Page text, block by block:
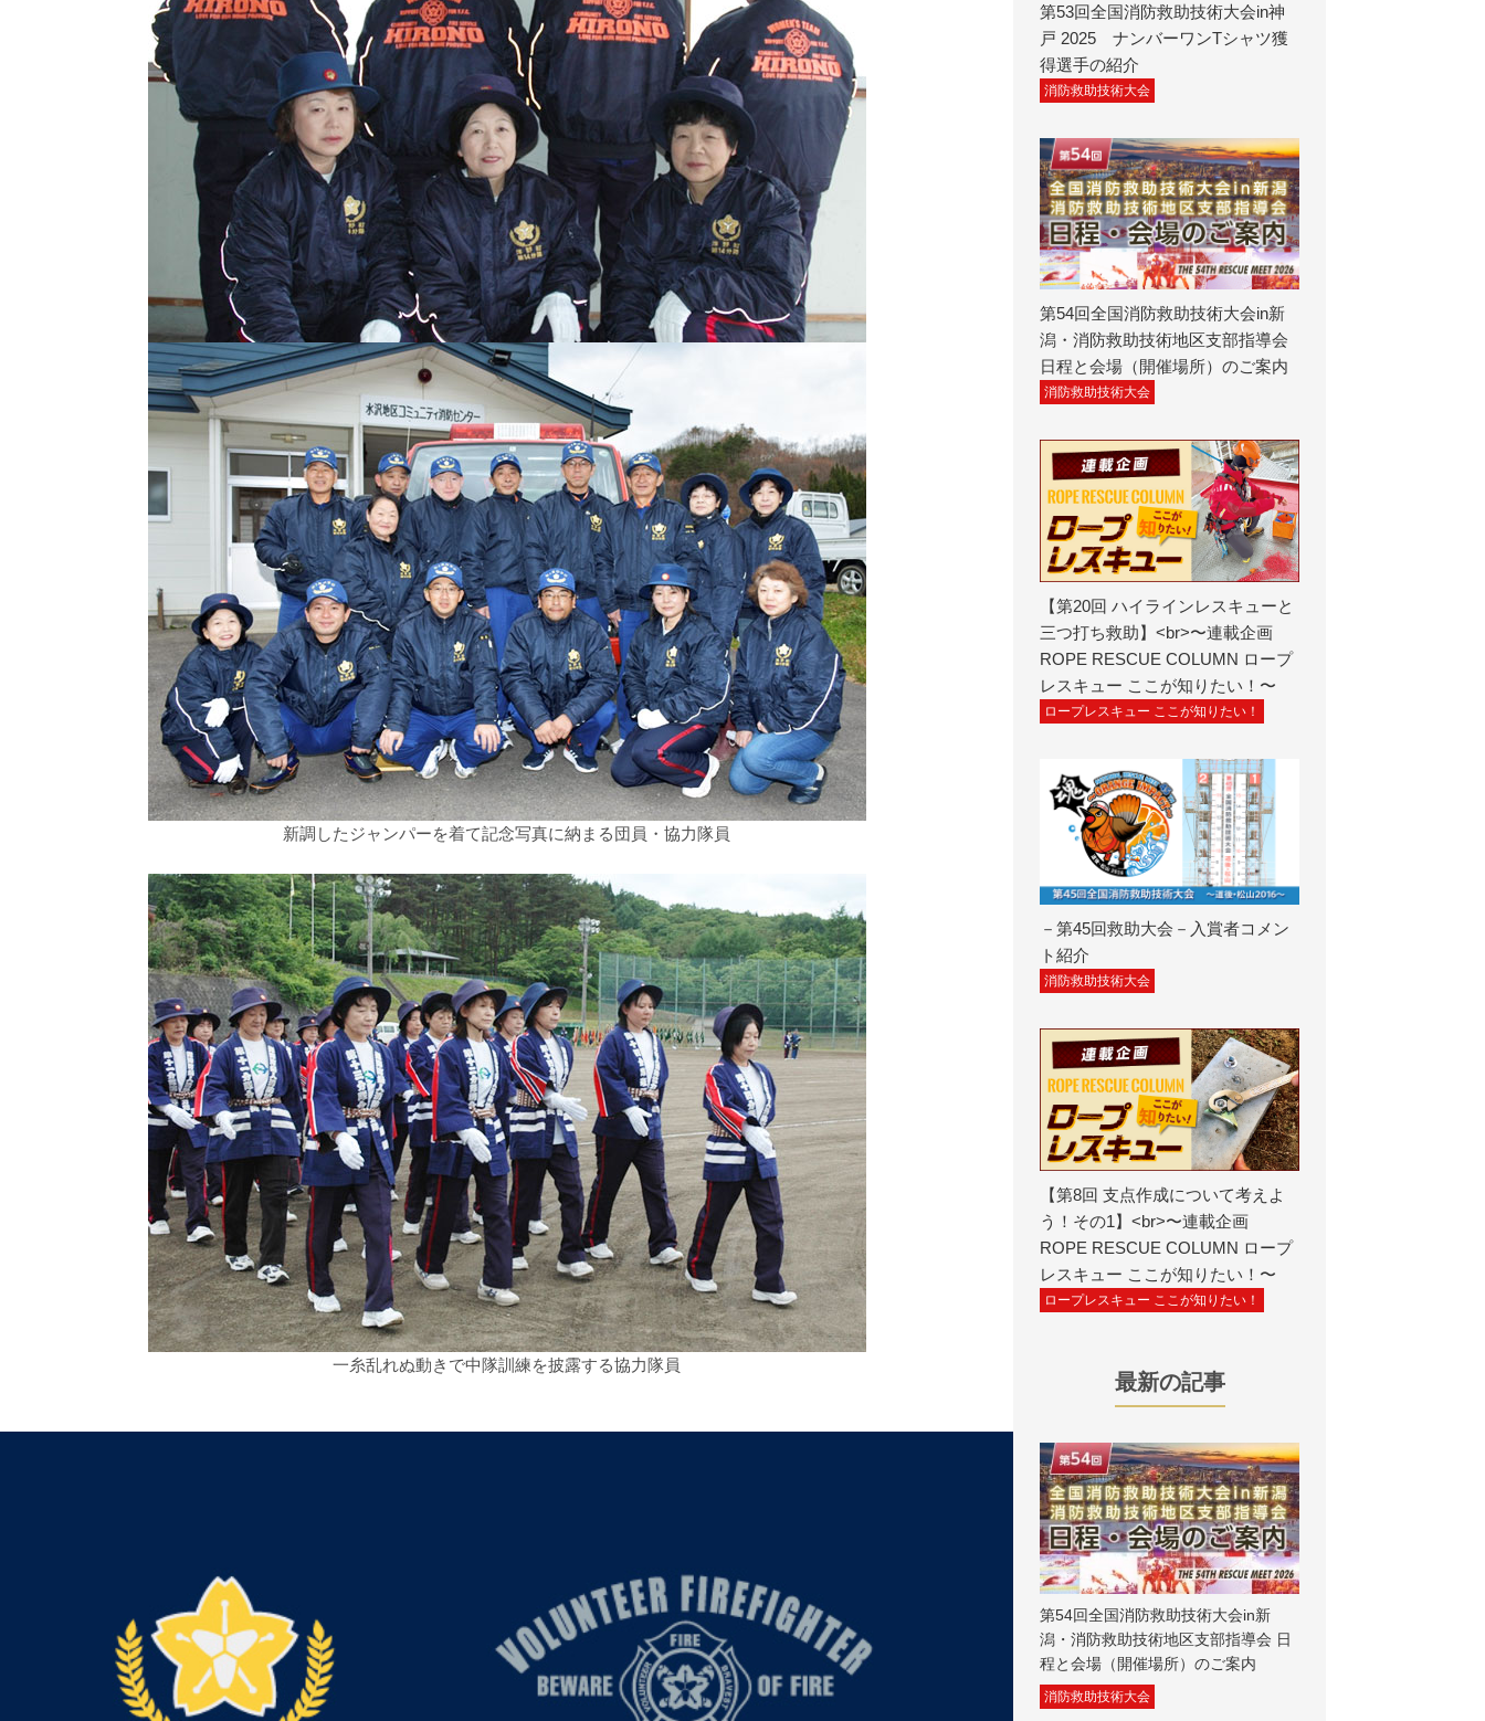
新調したジャンパーを着て記念写真に納まる団員・協力隊員
一糸乱れぬ動きで中隊訓練を披露する協力隊員
第53回全国消防救助技術大会in神
戸 2025 ナンバーワンTシャツ獲
得選手の紹介
消防救助技術大会
第54回全国消防救助技術大会in新
潟・消防救助技術地区支部指導会
日程と会場（開催場所）のご案内
消防救助技術大会
【第20回 ハイラインレスキューと
三つ打ち救助】<br>〜連載企画
ROPE RESCUE COLUMN ロープ
レスキュー ここが知りたい！〜
ロープレスキュー ここが知りたい！
－第45回救助大会－入賞者コメン
ト紹介
消防救助技術大会
【第8回 支点作成について考えよ
う！その1】<br>〜連載企画
ROPE RESCUE COLUMN ロープ
レスキュー ここが知りたい！〜
ロープレスキュー ここが知りたい！
最新の記事
第54回全国消防救助技術大会in新
潟・消防救助技術地区支部指導会 日
程と会場（開催場所）のご案内
消防救助技術大会